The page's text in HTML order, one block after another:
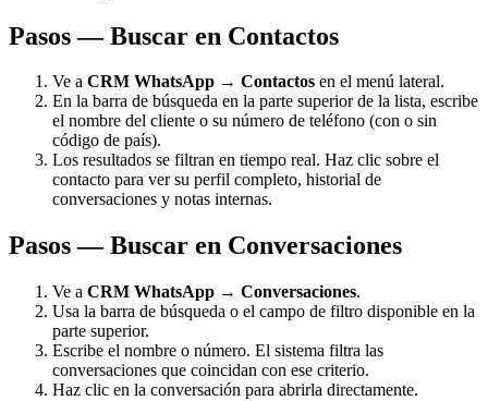
Pasos — Buscar en Contactos
Ve a CRM WhatsApp → Contactos en el menú lateral.
En la barra de búsqueda en la parte superior de la lista, escribe
el nombre del cliente o su número de teléfono (con o sin
código de país).
Los resultados se filtran en tiempo real. Haz clic sobre el
contacto para ver su perfil completo, historial de
conversaciones y notas internas.
Pasos — Buscar en Conversaciones
Ve a CRM WhatsApp → Conversaciones.
Usa la barra de búsqueda o el campo de filtro disponible en la
parte superior.
Escribe el nombre o número. El sistema filtra las
conversaciones que coincidan con ese criterio.
Haz clic en la conversación para abrirla directamente.